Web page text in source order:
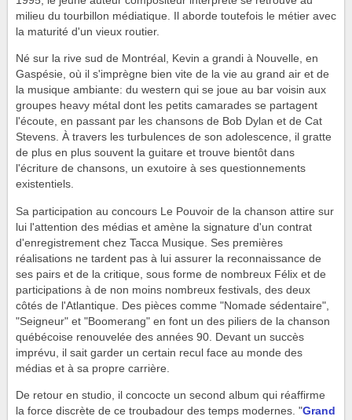
milieu du tourbillon médiatique. Il aborde toutefois le métier avec
la maturité d'un vieux routier.
Né sur la rive sud de Montréal, Kevin a grandi à Nouvelle, en
Gaspésie, où il s'imprègne bien vite de la vie au grand air et de
la musique ambiante: du western qui se joue au bar voisin aux
groupes heavy métal dont les petits camarades se partagent
l'écoute, en passant par les chansons de Bob Dylan et de Cat
Stevens. À travers les turbulences de son adolescence, il gratte
de plus en plus souvent la guitare et trouve bientôt dans
l'écriture de chansons, un exutoire à ses questionnements
existentiels.
Sa participation au concours Le Pouvoir de la chanson attire sur
lui l'attention des médias et amène la signature d'un contrat
d'enregistrement chez Tacca Musique. Ses premières
réalisations ne tardent pas à lui assurer la reconnaissance de
ses pairs et de la critique, sous forme de nombreux Félix et de
participations à de non moins nombreux festivals, des deux
côtés de l'Atlantique. Des pièces comme "Nomade sédentaire",
"Seigneur" et "Boomerang" en font un des piliers de la chanson
québécoise renouvelée des années 90. Devant un succès
imprévu, il sait garder un certain recul face au monde des
médias et à sa propre carrière.
De retour en studio, il concocte un second album qui réaffirme
la force discrète de ce troubadour des temps modernes. "Grand